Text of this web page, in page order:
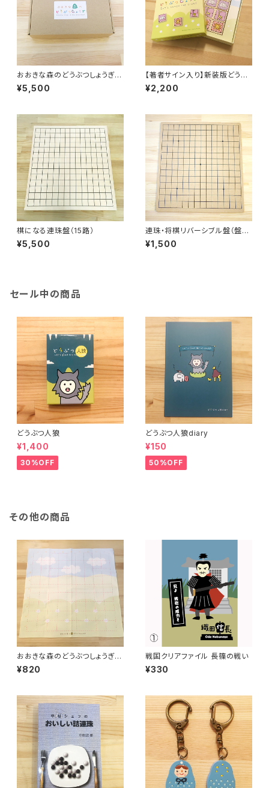
おおきな森のどうぶつしょうぎ
作者オリジナル版
¥5,500
【著者サイン入り】新装版どうぶ
つしょうぎ
¥2,200
棋になる連珠盤（15路）
¥5,500
連珠・将棋リバーシブル盤（盤の
み）
¥1,500
セール中の商品
どうぶつ人狼
¥1,400
30%OFF
どうぶつ人狼diary
¥150
50%OFF
その他の商品
おおきな森のどうぶつしょうぎ・
布盤単品
¥820
戦国クリアファイル 長篠の戦い
¥330